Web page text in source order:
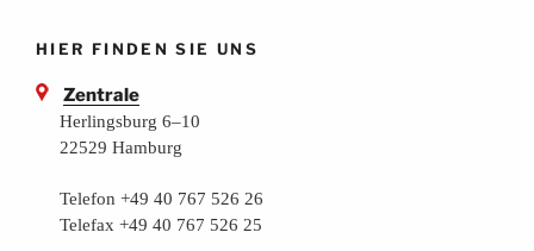
HIER FINDEN SIE UNS
Zentrale
Herlingsburg 6–10
22529 Hamburg
Telefon +49 40 767 526 26
Telefax +49 40 767 526 25